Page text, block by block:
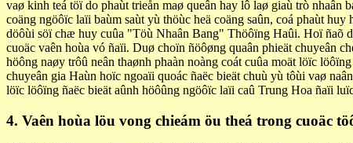
vaø kinh teá töï do phaùt trieån maø queân hay lô laø giaù trò nhaân
coäng ngöôïc laïi baùm saùt yù thöùc heä coäng saûn, coá phaùt
döôùi söï chæ huy cuûa "Töù Nhaân Bang" Thöôïng Haûi. Hoï ñaõ
cuoäc vaên hoùa vó ñaïi. Duø choïn ñöôøng quaân phieät chuyeân
höông naøy trôû neân thaønh phaàn noàng coát cuûa moät löïc
chuyeân gia Haùn hoïc ngoaïi quoác ñaëc bieät chuù yù tôùi vaø
löïc löôïng ñaëc bieät aûnh höôûng ngöôïc laïi caû Trung Hoa ñaïi
4. Vaên hoùa löu vong chieám öu theá trong cuoäc